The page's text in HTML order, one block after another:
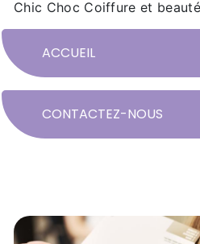
Chic Choc Coiffure et
ACCUEIL
CONTACTEZ-NOUS